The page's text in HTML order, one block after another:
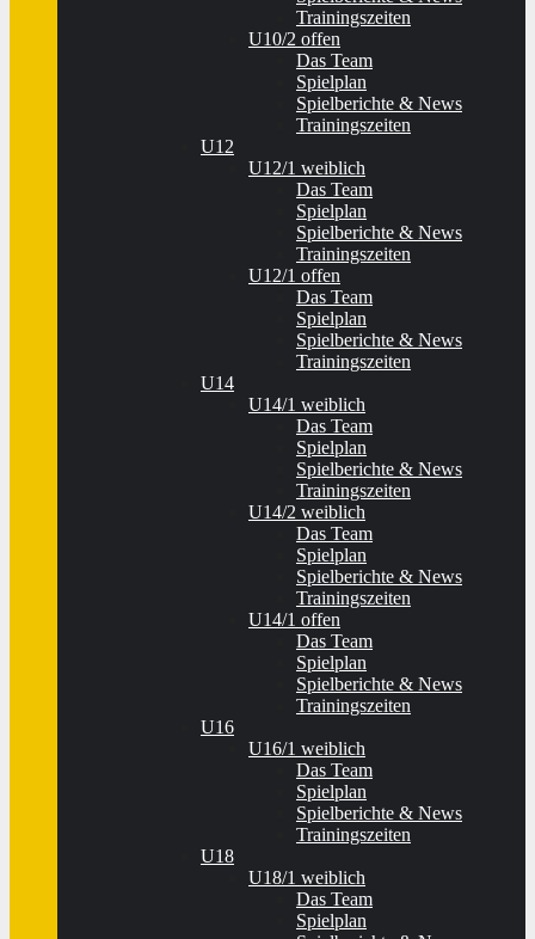
Trainingszeiten
U10/2 offen
Das Team
Spielplan
Spielberichte & News
Trainingszeiten
U12
U12/1 weiblich
Das Team
Spielplan
Spielberichte & News
Trainingszeiten
U12/1 offen
Das Team
Spielplan
Spielberichte & News
Trainingszeiten
U14
U14/1 weiblich
Das Team
Spielplan
Spielberichte & News
Trainingszeiten
U14/2 weiblich
Das Team
Spielplan
Spielberichte & News
Trainingszeiten
U14/1 offen
Das Team
Spielplan
Spielberichte & News
Trainingszeiten
U16
U16/1 weiblich
Das Team
Spielplan
Spielberichte & News
Trainingszeiten
U18
U18/1 weiblich
Das Team
Spielplan